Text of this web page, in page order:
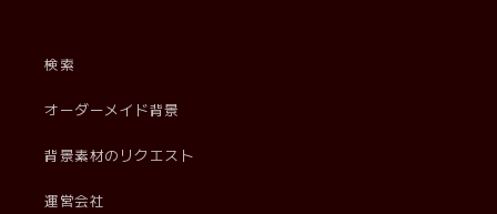
検索
オーダーメイド背景
背景素材のリクエスト
運営会社